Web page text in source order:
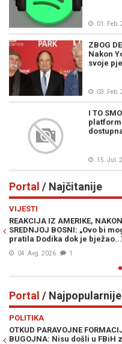
01. Feb.
ZBOG
Nakon
svoje
03. Feb.
I TO
15. Jul.
Portal / Najčitanije
VIJESTI
REAKCIJA IZ AMERIKE,
SREDNJOJ BOSNI: „Ovo bi
pratila Dodika dok je
04. Avg. 2026 1
Portal / Najpopularnije
POLITIKA
OTKUD PARAVOJNE
BUGOJNA: Nisu došli u